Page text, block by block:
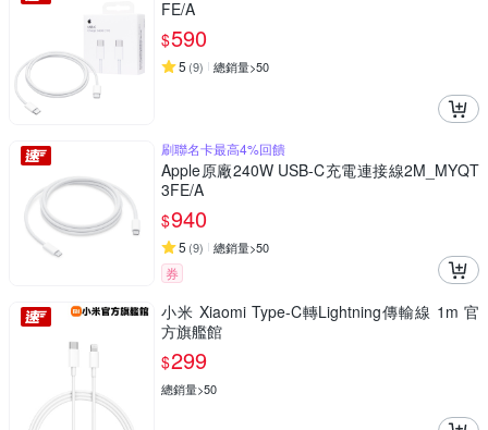
FE/A
$590
5 (9) 總銷量>50
刷聯名卡最高4%回饋
Apple原廠240W USB-C充電連接線2M_MYQT
3FE/A
$940
5 (9) 總銷量>50
券
小米 Xiaomi Type-C轉Lightning傳輸線 1m 官
方旗艦館
$299
總銷量>50